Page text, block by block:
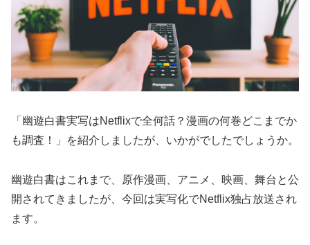
「幽遊白書実写はNetflixで全何話？漫画の何巻どこまでか
も調査！」を紹介しましたが、いかがでしたでしょうか。
幽遊白書はこれまで、原作漫画、アニメ、映画、舞台と公
開されてきましたが、今回は実写化でNetflix独占放送され
ます。